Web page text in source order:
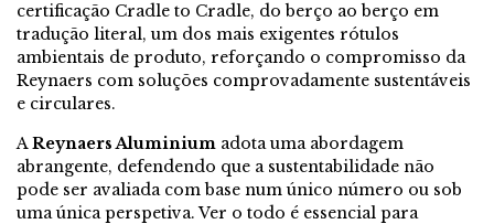
certificação Cradle to Cradle, do berço ao berço em
tradução literal, um dos mais exigentes rótulos
ambientais de produto, reforçando o compromisso da
Reynaers com soluções comprovadamente sustentáveis
e circulares.
AReynaers Aluminium adota uma abordagem
abrangente, defendendo que a sustentabilidade não
pode ser avaliada com base num único número ou sob
uma única perspetiva. Ver o todo é essencial para